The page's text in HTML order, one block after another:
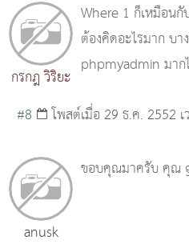
กรกฎ วิริยะ
Where 1 ก็เหมือน
ต้องคิดอะไรมาก บา
phpmyadmin มาก
#8 โพสต์เมื่อ 29 ธ.ค. 2552
anusk
ขอบคุณมาครับ คุณ